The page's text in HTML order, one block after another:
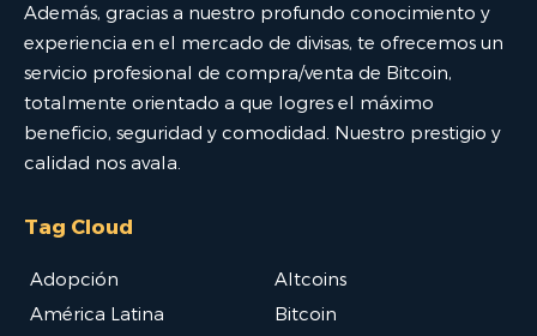
Además, gracias a nuestro profundo conocimiento y
experiencia en el mercado de divisas, te ofrecemos un
servicio profesional de compra/venta de Bitcoin,
totalmente orientado a que logres el máximo
beneficio, seguridad y comodidad. Nuestro prestigio y
calidad nos avala.
Tag Cloud
Adopción
Altcoins
América Latina
Bitcoin